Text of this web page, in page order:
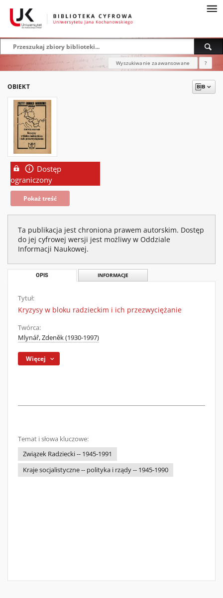
Wyszukiwanie zaawansowane ?
OBIEKT
Dostęp
ograniczony
Pokaż treść
Ta publikacja jest chroniona prawem autorskim. Dostęp
do jej cyfrowej wersji jest możliwy w Oddziale
Informacji Naukowej.
OPIS INFORMACJE
Tytuł:
Kryzysy w bloku radzieckim i ich przezwyciężanie
Twórca:
Mlynář, Zdeněk (1930-1997)
Więcej
Temat i słowa kluczowe:
Związek Radziecki -- 1945-1991
Kraje socjalistyczne -- polityka i rządy -- 1945-1990